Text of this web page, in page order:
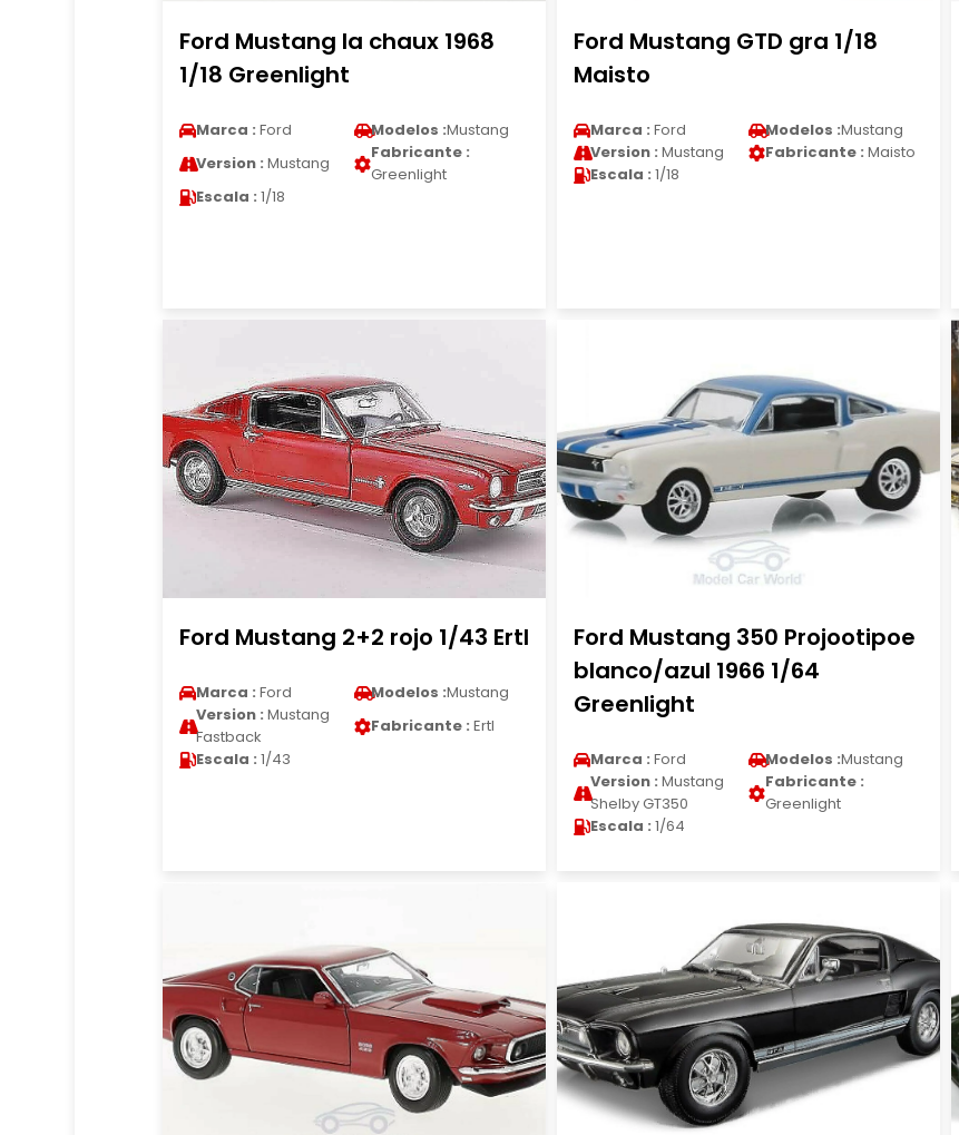
Ford Mustang la chaux 1968
1/18 Greenlight
Marca : Ford Modelos :Mustang
Version : Mustang
Fabricante :
Greenlight
Escala : 1/18
Ford Mustang GTD gra 1/18
Maisto
Marca : Ford Modelos :Mustang
Version : Mustang Fabricante : Maisto
Escala : 1/18
Ford Mustang 2+2 rojo 1/43 Ertl
Marca : Ford Modelos :Mustang
Version : Mustang
Fastback
Fabricante : Ertl
Escala : 1/43
Ford Mustang 350 Projootipoe
blanco/azul 1966 1/64
Greenlight
Marca : Ford Modelos :Mustang
Version : Mustang
Shelby GT350
Fabricante :
Greenlight
Escala : 1/64